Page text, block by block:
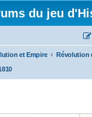
du jeu
et Empire